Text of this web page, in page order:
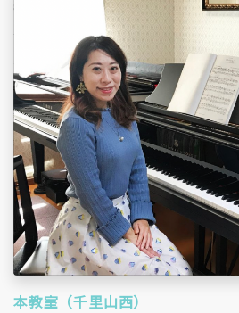
本教室（千里山西）